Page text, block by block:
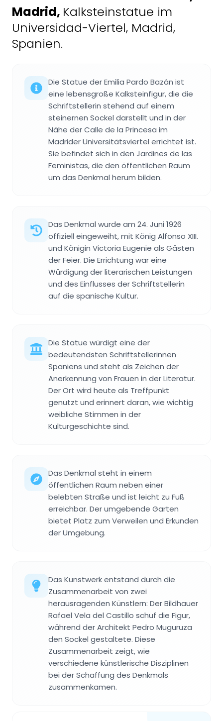
Madrid, Kalksteinstatue im
Universidad-Viertel, Madrid,
Spanien.
Die Statue der Emilia Pardo Bazán ist
eine lebensgroße Kalksteinfigur, die die
Schriftstellerin stehend auf einem
steinernen Sockel darstellt und in der
Nähe der Calle de la Princesa im
Madrider Universitätsviertel errichtet ist.
Sie befindet sich in den Jardines de las
Feministas, die den öffentlichen Raum
um das Denkmal herum bilden.
Das Denkmal wurde am 24. Juni 1926
offiziell eingeweiht, mit König Alfonso XIII.
und Königin Victoria Eugenie als Gästen
der Feier. Die Errichtung war eine
Würdigung der literarischen Leistungen
und des Einflusses der Schriftstellerin
auf die spanische Kultur.
Die Statue würdigt eine der
bedeutendsten Schriftstellerinnen
Spaniens und steht als Zeichen der
Anerkennung von Frauen in der Literatur.
Der Ort wird heute als Treffpunkt
genutzt und erinnert daran, wie wichtig
weibliche Stimmen in der
Kulturgeschichte sind.
Das Denkmal steht in einem
öffentlichen Raum neben einer
belebten Straße und ist leicht zu Fuß
erreichbar. Der umgebende Garten
bietet Platz zum Verweilen und Erkunden
der Umgebung.
Das Kunstwerk entstand durch die
Zusammenarbeit von zwei
herausragenden Künstlern: Der Bildhauer
Rafael Vela del Castillo schuf die Figur,
während der Architekt Pedro Muguruza
den Sockel gestaltete. Diese
Zusammenarbeit zeigt, wie
verschiedene künstlerische Disziplinen
bei der Schaffung des Denkmals
zusammenkamen.